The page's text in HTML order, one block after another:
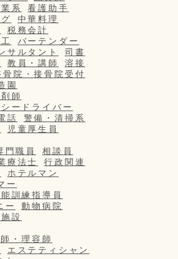
系
看護助手
中華料理
税務会計
バーテンダー
サルタント
司書
教員・講師
溶接
骨院・接骨院受付
園
師
ードライバー
話
警備・清掃系
児童厚生員
門職員
相談員
療法士
行政関連
ホテルマン
ー
訓練指導員
ー
動物病院
設
・理容師
エステティシャン